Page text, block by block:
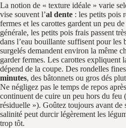
La notion de « texture idéale » varie
vise souvent l’al dente : les petits pois
fermes et les carottes gardent un peu
générale, les petits pois frais passent
dans l’eau bouillante suffisent pour les
surgelés demandent environ la même
garder fermes. Les carottes expliquent
dépend de la coupe. Des rondelles
minutes, des bâtonnets ou gros dés
Ne négligez pas le temps de repos
continuent de cuire un peu hors du feu
résiduelle »). Goûtez toujours avant de
salinité peut durcir légèrement les
trop tôt.